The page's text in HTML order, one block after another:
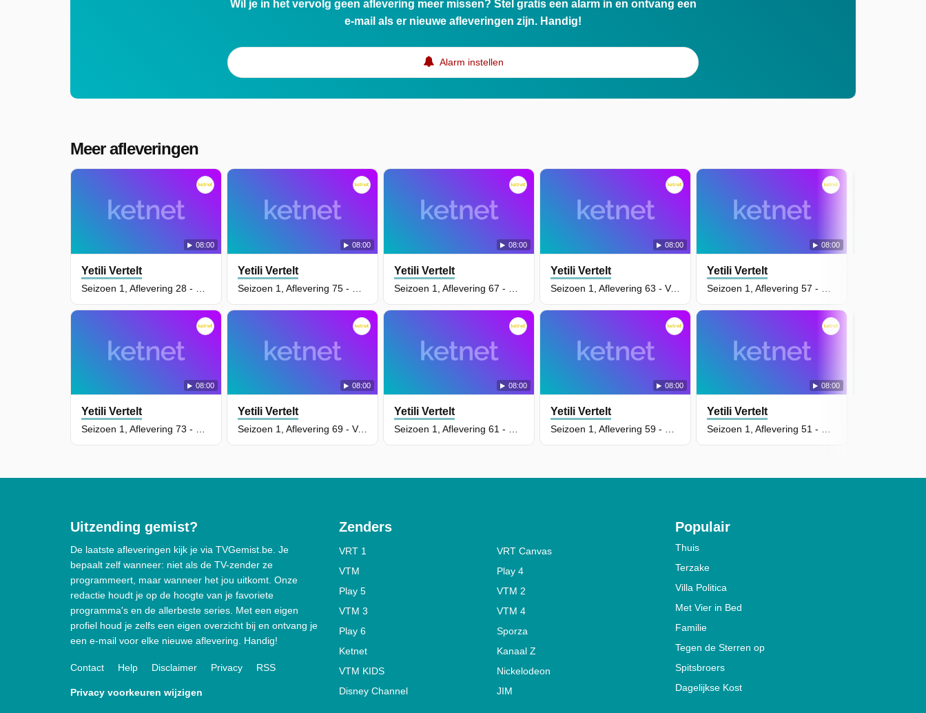
Wil je in het vervolg geen aflevering meer missen? Stel gratis een alarm in en ontvang een
e-mail als er nieuwe afleveringen zijn. Handig!
Alarm instellen
Meer afleveringen
08:00
Yetili Vertelt
08:00
Yetili Vertelt
08:00
Yetili Vertelt
08:00
Yetili Vertelt
Seizoen 1, Aflevering 69 - Vrolijk Kerstfeest, Rita En Dinges
08:00
Yetili Vertelt
08:00
Yetili Vertelt
Seizoen 1, Aflevering 63 - Verboden Voor Olifanten
08:00
Yetili Vertelt
08:00
Yetili Vertelt
08:00
Yetili Vertelt
08:00
Yetili Vertelt
Uitzending gemist?
De laatste afleveringen kijk je via TVGemist.be. Je
bepaalt zelf wanneer: niet als de TV-zender ze
programmeert, maar wanneer het jou uitkomt. Onze
redactie houdt je op de hoogte van je favoriete
programma's en de allerbeste series. Met een eigen
profiel houd je zelfs een eigen overzicht bij en ontvang je
een e-mail voor elke nieuwe aflevering. Handig!
Contact Help Disclaimer Privacy RSS
Privacy voorkeuren wijzigen
Zenders
VRT 1
VRT Canvas
VTM
Play 4
Play 5
VTM 2
VTM 3
VTM 4
Play 6
Sporza
Ketnet
Kanaal Z
VTM KIDS
Nickelodeon
Disney Channel
JIM
Populair
Thuis
Terzake
Villa Politica
Met Vier in Bed
Familie
Tegen de Sterren op
Spitsbroers
Dagelijkse Kost